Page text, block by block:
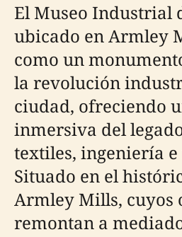
El Museo Industrial
ubicado en Armley
como un
la revolución
ciudad, ofreciendo
inmersiva del
textiles, ingeniería
Situado en el
Armley Mills, cuyos
remontan a